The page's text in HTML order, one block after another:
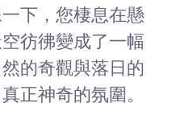
下，您棲息在懸
彷彿變成了一幅
的奇觀與落日的
正神奇的氛圍。